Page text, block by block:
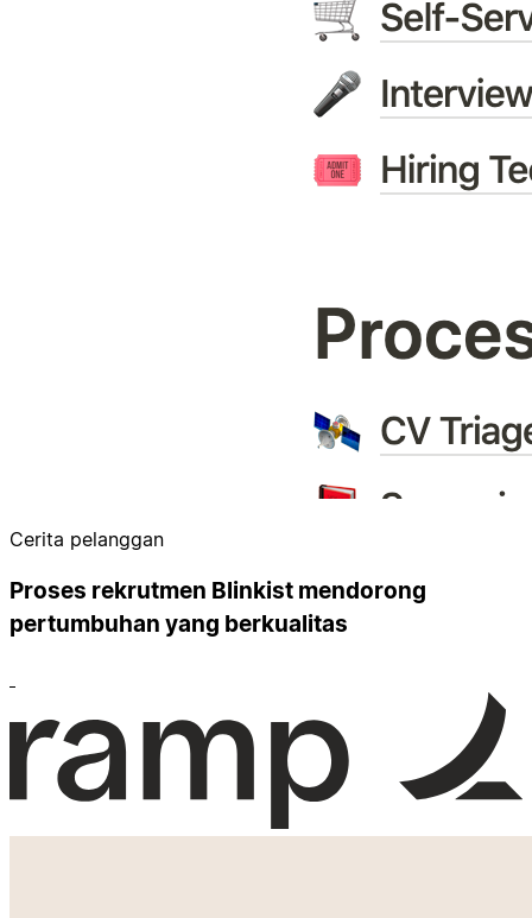
Cerita pelanggan
Proses rekrutmen Blinkist mendorong
pertumbuhan yang berkualitas